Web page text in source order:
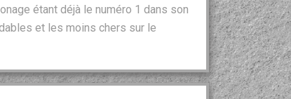
étant déjà le numéro 1 dans son
et les moins chers sur le